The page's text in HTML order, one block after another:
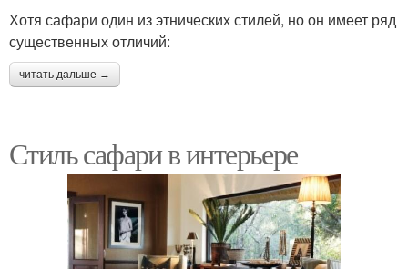
Хотя сафари один из этнических стилей, но он имеет ряд
существенных отличий:
читать дальше →
Стиль сафари в интерьере